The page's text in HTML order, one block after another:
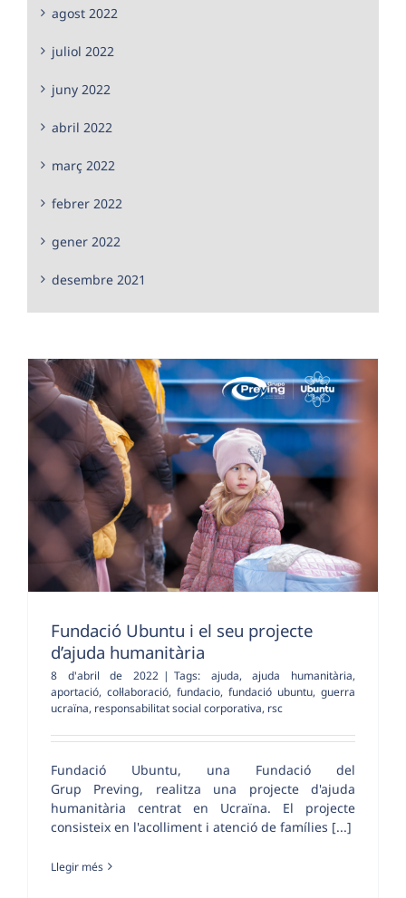
Fundació Ubuntu i el seu projecte
d’ajuda humanitària
8 d'abril de 2022 | Tags: ajuda,ajuda humanitària,
aportació, col·laboració, fundacio, fundació ubuntu, guerra
ucraïna, responsabilitat social corporativa, rsc
Fundació Ubuntu, una Fundació del
Grup Preving, realitza una projecte d'ajuda
humanitària centrat en Ucraïna. El projecte
consisteix en l'acolliment i atenció de famílies [...]
Llegir més
agost 2022
juliol 2022
juny 2022
abril 2022
març 2022
febrer 2022
gener 2022
desembre 2021